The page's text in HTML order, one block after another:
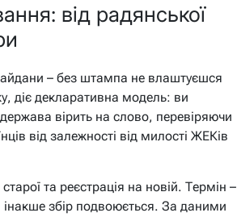
від радянської
– без штампа не влаштуєшся
діє декларативна модель: ви
вірить на слово, перевіряючи
від залежності від милості ЖЕКів
та реєстрація на новій. Термін –
збір подвоюється. За даними